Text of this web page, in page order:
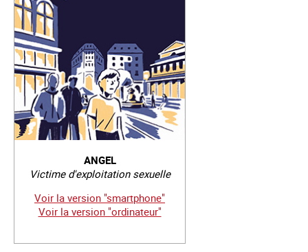
ANGEL
Victime d'exploitation sexuelle
Voir la version "smartphone"
Voir la version "ordinateur"